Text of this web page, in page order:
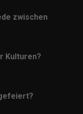
zwischen
Kulturen?